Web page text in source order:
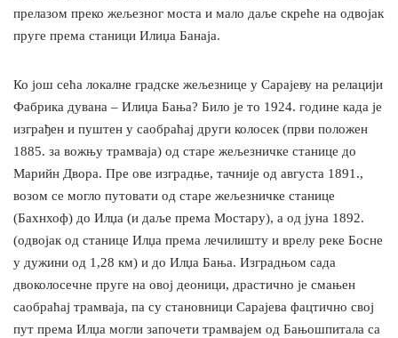
прелазом преко жељезног моста и мало даље скреће на одвојак
пруге према станици Илиџа Банаја.
Ко још сећа локалне градске жељезнице у Сарајеву на релацији
Фабрика дувана – Илиџа Бања? Било је то 1924. године када је
изграђен и пуштен у саобраћај други колосек (први положен
1885. за вожњу трамваја) од старе жељезничке станице до
Марийн Двора. Пре ове изградње, тачније од августа 1891.,
возом се могло путовати од старе жељезничке станице
(Бахнхоф) до Илџа (и даље према Мостару), а од јуна 1892.
(одвојак од станице Илџа према лечилишту и врелу реке Босне
у дужини од 1,28 км) и до Илџа Бања. Изградњом сада
двоколосечне пруге на овој деоници, драстично је смањен
саобраћај трамваја, па су становници Сарајева фацтично свој
пут према Илџа могли започети трамвајем од Бањошпитала са